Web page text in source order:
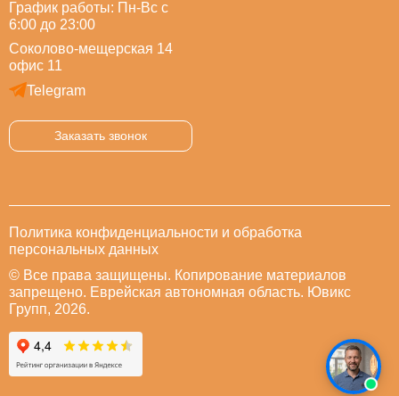
График работы: Пн-Вс с
6:00 до 23:00
Соколово-мещерская 14
офис 11
Telegram
Заказать звонок
Политика конфиденциальности и обработка
персональных данных
© Все права защищены. Копирование материалов
запрещено. Еврейская автономная область. Ювикс
Групп, 2026.